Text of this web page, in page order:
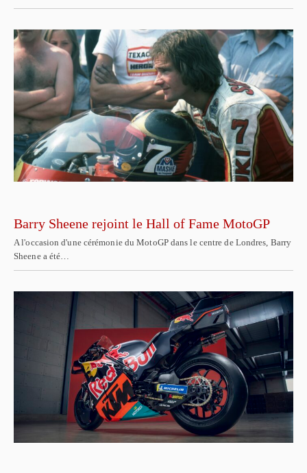
Barry Sheene rejoint le Hall of Fame MotoGP
A l'occasion d'une cérémonie du MotoGP dans le centre de Londres, Barry
Sheene a été…